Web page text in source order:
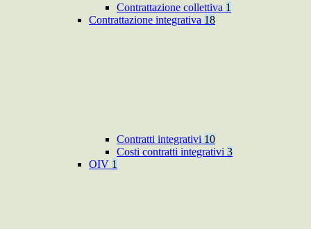
Contrattazione collettiva 1
Contrattazione integrativa 18
Contratti integrativi 10
Costi contratti integrativi 3
OIV 1